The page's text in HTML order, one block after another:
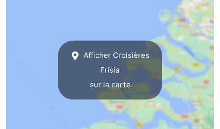
Afficher Croisières
Frisia
sur la carte